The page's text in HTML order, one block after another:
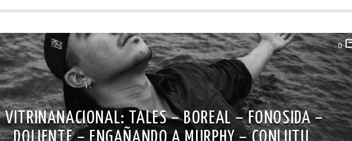
0
VITRINANACIONAL: TALES – BOREAL – FONOSIDA –
DOLIENTE – ENGAÑANDO A MURPHY – CONIJITU